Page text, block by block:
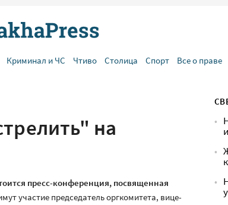
Криминал и ЧС Чтиво Столица Спорт Все о праве
на
пресс-конференция, посвященная
участие председатель оргкомитета, вице-